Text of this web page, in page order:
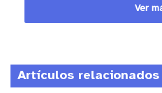
Anuncio
de orgullo para la
en Lenguaje, con un
Ver
Artículos relacionados